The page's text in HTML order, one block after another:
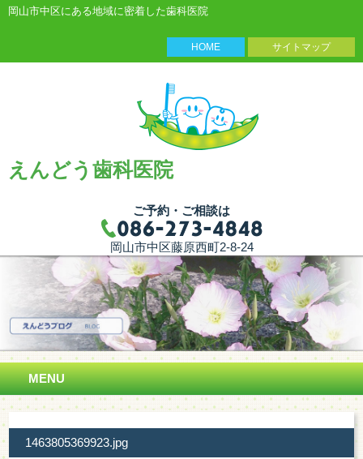
岡山市中区にある地域に密着した歯科医院
HOME サイトマップ
えんどう歯科医院
ご予約・ご相談は
岡山市中区藤原西町2-8-24
MENU
1463805369923.jpg